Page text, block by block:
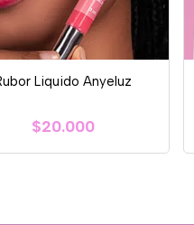
Liquido Anyeluz
$20.000